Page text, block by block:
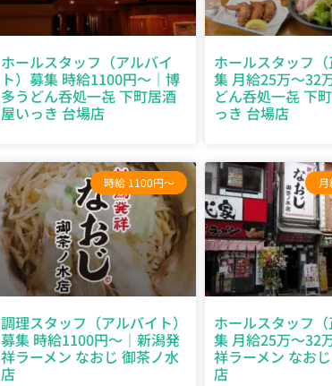
ホールスタッフ（アルバイ
ト）募集 時給1100円～｜博
多うどん呑処一㐂 下町居酒
屋いっき 台場店
ホールスタッフ
集 月給25万～32
どん呑処一㐂 下
っき 台場店
時給 1100円～
調理スタッフ（アルバイト）
募集 時給1100円～｜新潟発
祥ラーメン なおじ 御茶ノ水
店
ホールスタッフ
集 月給25万～32
祥ラーメン なお
店